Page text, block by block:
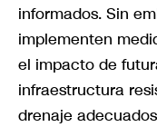
informados. Sin
implementen
el impacto de
infraestructura
drenaje